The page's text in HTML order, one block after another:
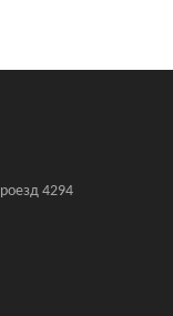
4294